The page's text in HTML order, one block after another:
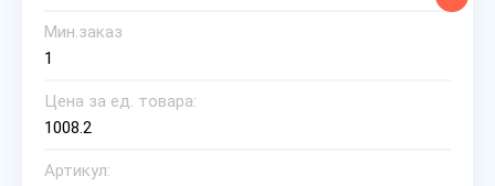
Мин.заказ
1
Цена за ед. товара:
1008.2
Артикул: